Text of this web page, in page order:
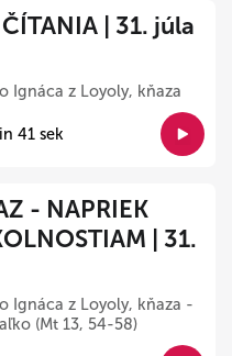
| 31. júla
Ignáca z Loyoly, kňaza
41 sek
- NAPRIEK
| 31.
Ignáca z Loyoly, kňaza -
(Mt 13, 54-58)